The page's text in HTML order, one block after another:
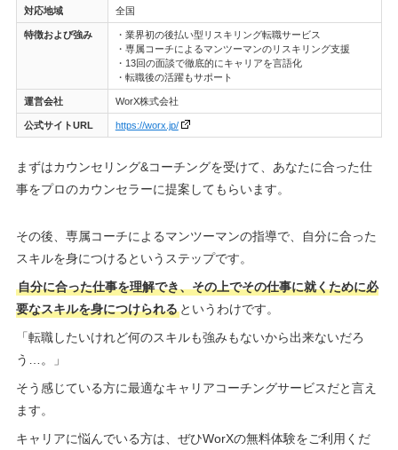
対応地域 全国
特徴および強み
・業界初の後払い型リスキリング転職サービス
・専属コーチによるマンツーマンのリスキリング支援
・13回の面談で徹底的にキャリアを言語化
・転職後の活躍もサポート
運営会社 WorX株式会社
公式サイトURL https://worx.jp/
まずはカウンセリング&コーチングを受けて、あなたに合った仕
事をプロのカウンセラーに提案してもらいます。
その後、専属コーチによるマンツーマンの指導で、自分に合った
スキルを身につけるというステップです。
自分に合った仕事を理解でき、その上でその仕事に就くために必
要なスキルを身につけられるというわけです。
「転職したいけれど何のスキルも強みもないから出来ないだろ
う…。」
そう感じている方に最適なキャリアコーチングサービスだと言え
ます。
キャリアに悩んでいる方は、ぜひWorXの無料体験をご利用くだ